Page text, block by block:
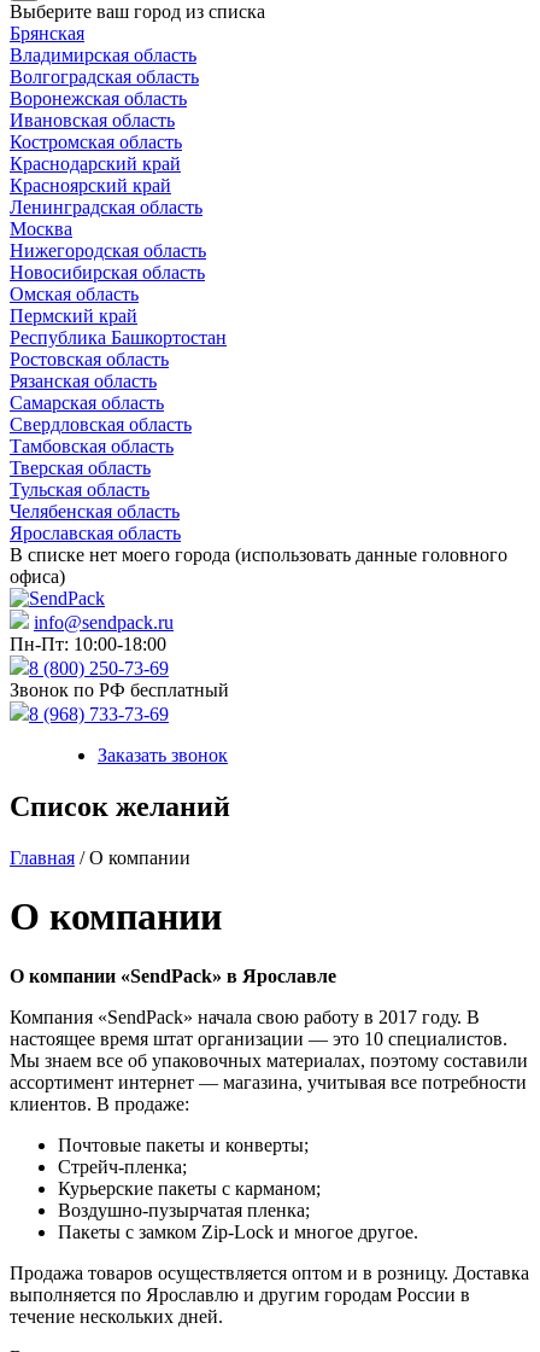
Выберите ваш город из списка
Брянская
Владимирская область
Волгоградская область
Воронежская область
Ивановская область
Костромская область
Краснодарский край
Красноярский край
Ленинградская область
Москва
Нижегородская область
Новосибирская область
Омская область
Пермский край
Республика Башкортостан
Ростовская область
Рязанская область
Самарская область
Свердловская область
Тамбовская область
Тверская область
Тульская область
Челябенская область
Ярославская область
В списке нет моего города (использовать данные головного
офиса)
info@sendpack.ru
Пн-Пт: 10:00-18:00
8 (800) 250-73-69
Звонок по РФ бесплатный
8 (968) 733-73-69
Заказать звонок
Список желаний
Главная / О компании
О компании
О компании «SendPack» в Ярославле
Компания «SendPack» начала свою работу в 2017 году. В
настоящее время штат организации — это 10 специалистов.
Мы знаем все об упаковочных материалах, поэтому составили
ассортимент интернет — магазина, учитывая все потребности
клиентов. В продаже:
Почтовые пакеты и конверты;
Стрейч-пленка;
Курьерские пакеты с карманом;
Воздушно-пузырчатая пленка;
Пакеты с замком Zip-Lock и многое другое.
Продажа товаров осуществляется оптом и в розницу. Доставка
выполняется по Ярославлю и другим городам России в
течение нескольких дней.